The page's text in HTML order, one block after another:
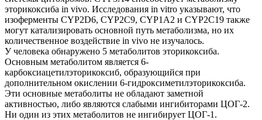
эторикоксиба in vivo. Исследования in vitro указывают, что
изоферменты CYP2D6, CYP2C9, CYP1А2 и CYP2C19 также
могут катализировать основной путь метаболизма, но их
количественное воздействие in vivo не изучалось.
У человека обнаружено 5 метаболитов эторикоксиба.
Основным метаболитом является 6-
карбоксиацетилэторикоксиб, образующийся при
дополнительном окислении 6-гидроксиметилэторикоксиба.
Эти основные метаболиты не обладают заметной
активностью, либо являются слабыми ингибиторами ЦОГ-2.
Ни один из этих метаболитов не ингибирует ЦОГ-1.